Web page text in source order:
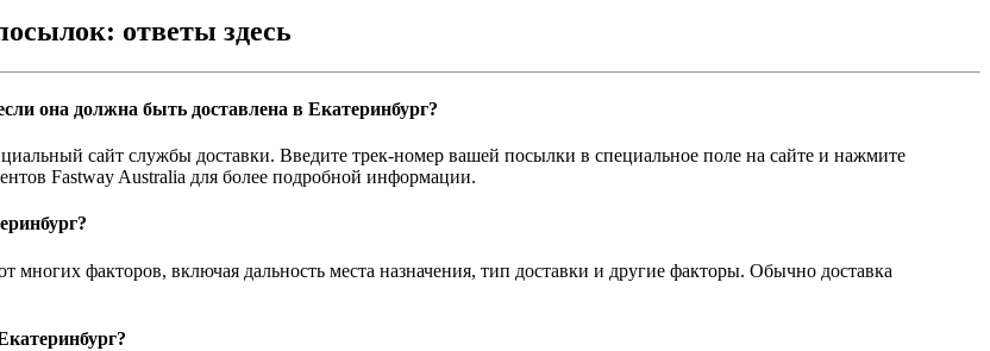
ответы здесь
она должна быть доставлена в Екатеринбург?
сайт службы доставки. Введите трек-номер вашей посылки в специальное поле на сайте и нажмите
Fastway Australia для более подробной информации.
многих факторов, включая дальность места назначения, тип доставки и другие факторы. Обычно доставка